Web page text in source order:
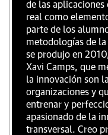
de las
real como
parte de los
metodologías de
se produjo en
Xavi Camps, que
la innovación son
organizaciones y
entrenar y
apasionado de la
transversal. Creo